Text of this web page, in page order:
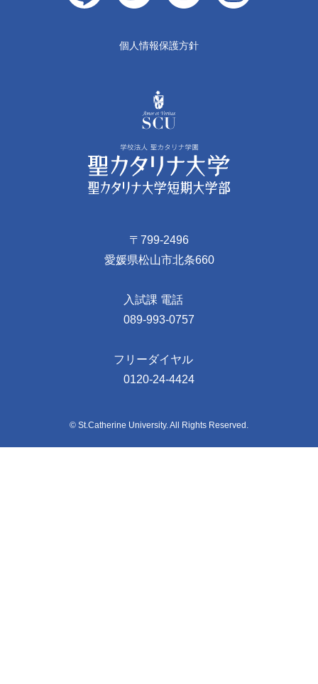
個人情報保護方針
〒799-2496
愛媛県松山市北条660
入試課 電話
089-993-0757
フリーダイヤル
0120-24-4424
© St.Catherine University. All Rights Reserved.